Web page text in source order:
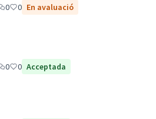
0 0 En avaluació
0 0 Acceptada